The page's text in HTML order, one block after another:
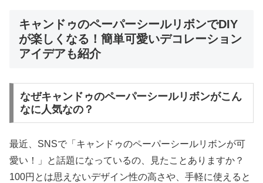
キャンドゥのペーパーシールリボンでDIY
が楽しくなる！簡単可愛いデコレーション
アイデアも紹介
なぜキャンドゥのペーパーシールリボンがこん
なに人気なの？
最近、SNSで「キャンドゥのペーパーシールリボンが可
愛い！」と話題になっているの、見たことありますか？
100円とは思えないデザイン性の高さや、手軽に使えると